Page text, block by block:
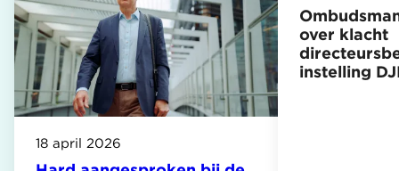
18 april 2026
over klacht
instelling